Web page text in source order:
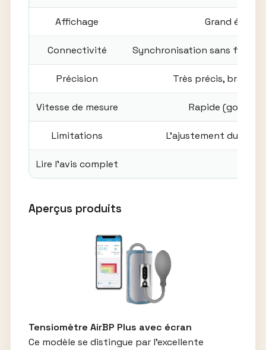
Affichage Grand écran
Connectivité Synchronisation sans fil
Précision Très précis,
Vitesse de mesure Rapide
Limitations L’ajustement du
Lire l’avis complet
Aperçus produits
Tensiomètre AirBP Plus avec écran
Ce modèle se distingue par l’excellente